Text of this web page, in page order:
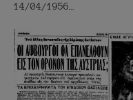
14/04/1956…